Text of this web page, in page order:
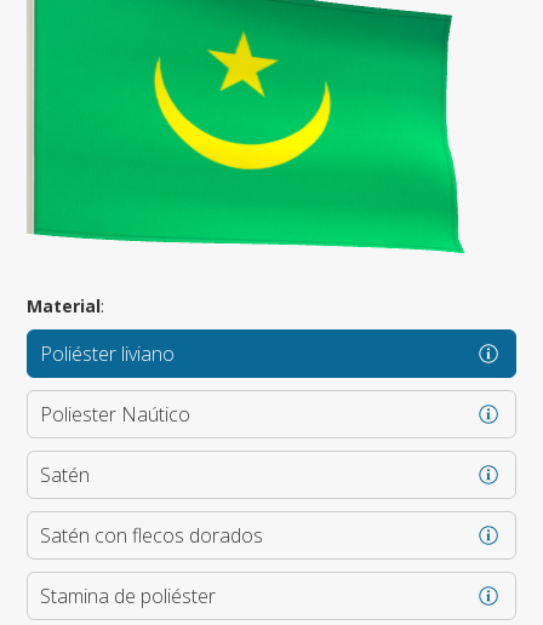
Material:
Poliéster liviano
Poliester Naútico
Satén
Satén con flecos dorados
Stamina de poliéster